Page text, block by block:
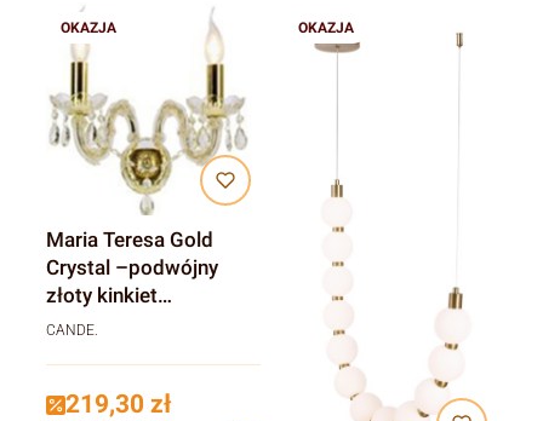
OKAZJA
Maria Teresa Gold
Crystal –podwójny
złoty kinkiet
kryształowy glamour
CANDE.
219,30 zł
OKAZJA